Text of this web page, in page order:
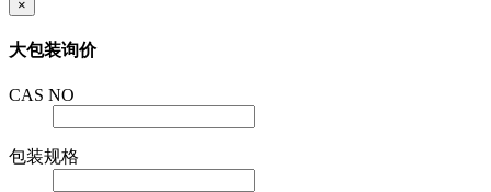
×
大包装询价
CAS NO
包装规格